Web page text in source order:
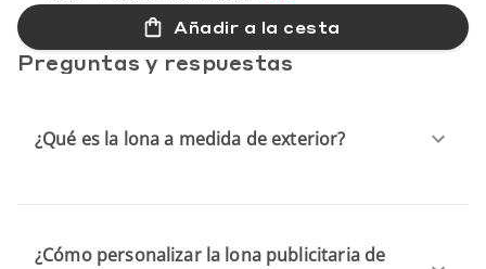
Añadir a la cesta
Preguntas y respuestas
¿Qué es la lona a medida de exterior?
¿Cómo personalizar la lona publicitaria de